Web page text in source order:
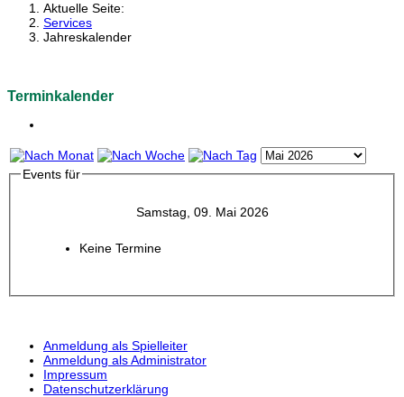
Aktuelle Seite:
Services
Jahreskalender
Terminkalender
Events für
Samstag, 09. Mai 2026
Keine Termine
Anmeldung als Spielleiter
Anmeldung als Administrator
Impressum
Datenschutzerklärung